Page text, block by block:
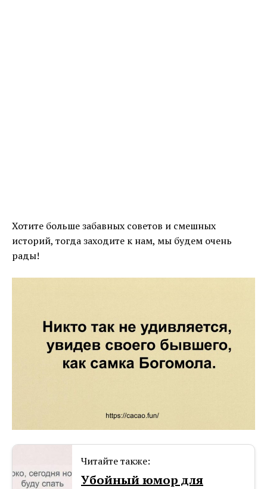
Хотите больше забавных советов и смешных
историй, тогда заходите к нам, мы будем очень
рады!
Читайте также:
Убойный юмор для